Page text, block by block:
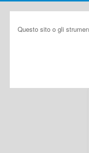
Questo sito o gli